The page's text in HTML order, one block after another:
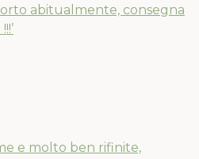
abitualmente, consegna
e molto ben rifinite,